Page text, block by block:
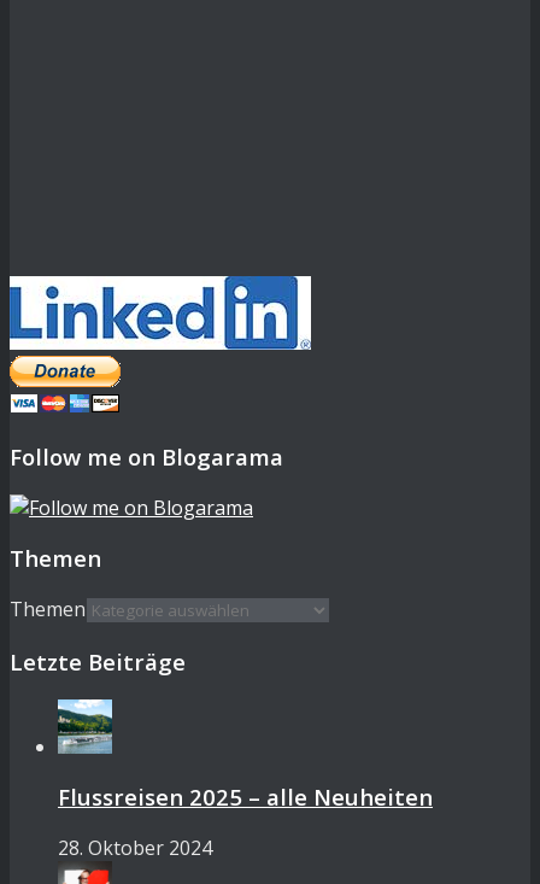
Follow me on Blogarama
Themen
Themen
Letzte Beiträge
Flussreisen 2025 – alle Neuheiten
28. Oktober 2024